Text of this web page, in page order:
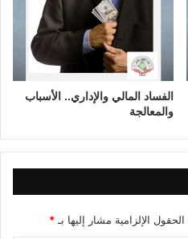
الفساد المالي والإداري.. الأسباب
والمعالجة
الحقول الإلزامية مشار إليها بـ *